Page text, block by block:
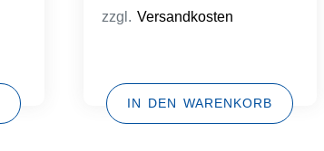
zzgl. Versandkosten
IN DEN WARENKORB